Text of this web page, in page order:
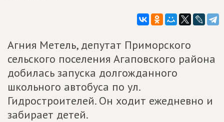
Агния Метель, депутат Приморского
сельского поселения Агаповского района
добилась запуска долгожданного
школьного автобуса по ул.
Гидростроителей. Он ходит ежедневно и
забирает детей.